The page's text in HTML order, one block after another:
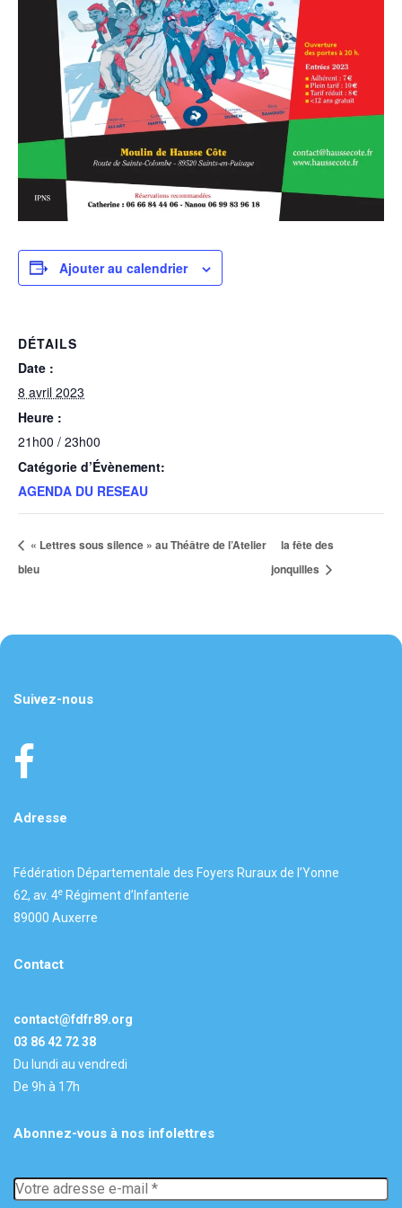
Ajouter au calendrier
DÉTAILS
Date :
8 avril 2023
Heure :
21h00 / 23h00
Catégorie d’Évènement:
AGENDA DU RESEAU
« Lettres sous silence » au Théâtre de l’Atelier
bleu
la fête des
jonquilles
Suivez-nous
Adresse
Fédération Départementale des Foyers Ruraux de l’Yonne
62, av. 4e Régiment d’Infanterie
89000 Auxerre
Contact
contact@fdfr89.org
03 86 42 72 38
Du lundi au vendredi
De 9h à 17h
Abonnez-vous à nos infolettres
Votre